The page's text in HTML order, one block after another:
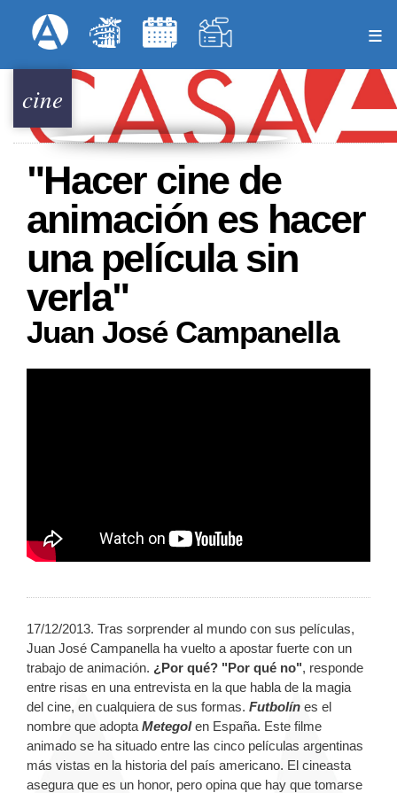
al
principal
Menú Superior
cine
"Hacer cine de
animación es hacer
una película sin
verla"
Juan José Campanella
17/12/2013. Tras sorprender al mundo con sus películas,
Juan José Campanella ha vuelto a apostar fuerte con un
trabajo de animación. ¿Por qué? "Por qué no", responde
entre risas en una entrevista en la que habla de la magia
del cine, en cualquiera de sus formas. Futbolín es el
nombre que adopta Metegolen España. Este filme
animado se ha situado entre las cinco películas argentinas
más vistas en la historia del país americano. El cineasta
asegura que es un honor, pero opina que hay que tomarse